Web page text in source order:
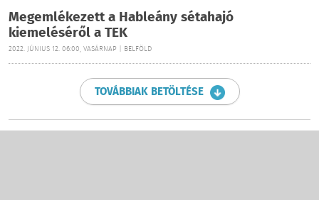
Megemlékezett a Hableány sétahajó
kiemeléséről a TEK
2022. JÚNIUS 12. 06:00, VASÁRNAP | BELFÖLD
TOVÁBBIAK BETÖLTÉSE